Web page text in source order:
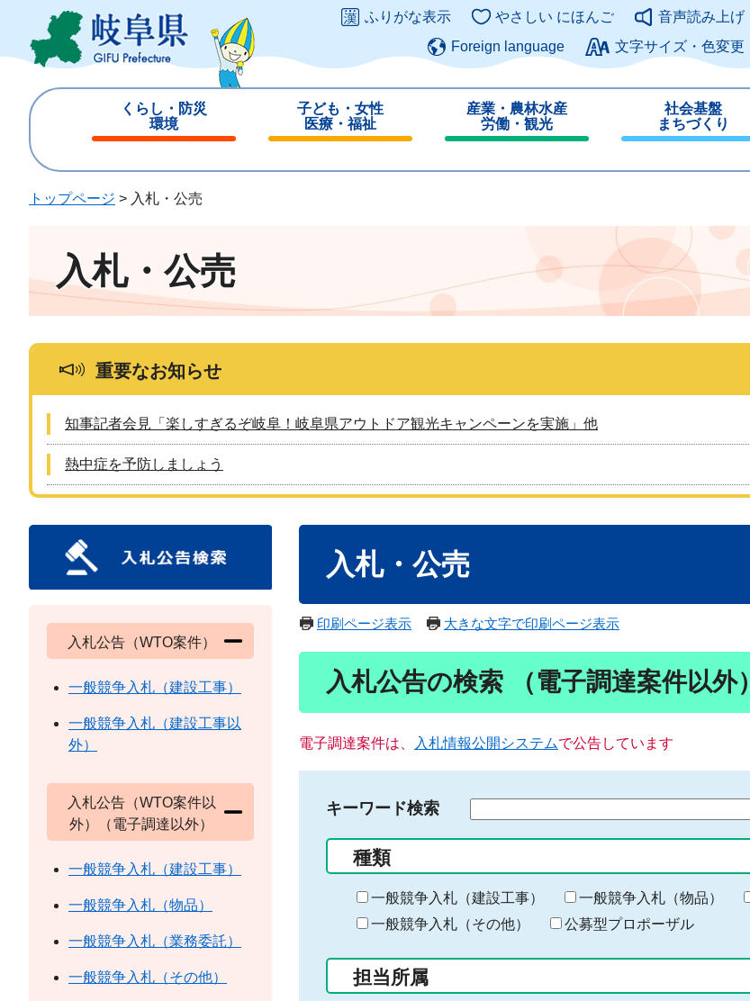
ジ
ュ
このページの本文へ
ふりがな表示 やさしい にほんご
音声読み上げ
Foreign language
文字サイズ・色変更
くらし・防災
環境
じ
子ども・女性
医療・福祉
じ
産業・農林水産
労働・観光
じ
社会基盤
まちづくり
じ
トップページ > 入札・公売
入札・公売
重要なお知らせ
知事記者会見「楽しすぎるぞ岐阜！岐阜県アウトドア観光キャンペーンを実施」他
熱中症を予防しましょう
入札・公売
印刷ページ表示 大きな文字で印刷ページ表示
入札公告の検索 （電子調達案件以外）
電子調達案件は、 入札情報公開システムで公告しています
キーワード検索
る
キ
ー
ー
種類
一般競争入札（建設工事） 一般競争入札（物品）
一般競争入札（その他）
公募型プロポーザル
担当所属
入札公告（WTO案件）
一般競争入札（建設工事）
一般競争入札（建設工事以
外）
入札公告（WTO案件以
外）（電子調達以外）
一般競争入札（建設工事）
一般競争入札（物品）
一般競争入札（業務委託）
一般競争入札（その他）